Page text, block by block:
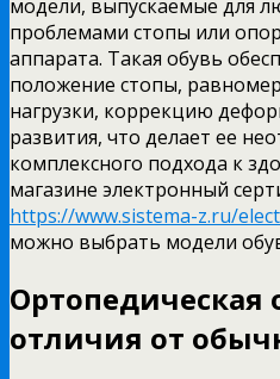
модели, выпускаемые для
проблемами стопы или
аппарата. Такая обувь
положение стопы,
нагрузки, коррекцию
развития, что делает ее
комплексного подхода к
магазине электронный
https://www.sistema-z.ru/
можно выбрать модели
Ортопедическая
отличия от